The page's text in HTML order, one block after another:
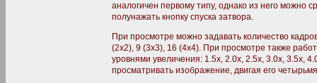
аналогичен первому типу, однако из него можно
полунажать кнопку спуска затвора.
При просмотре можно задавать количество
(2х2), 9 (3х3), 16 (4х4). При просмотре также
уровнями увеличения: 1.5х, 2.0х, 2.5х, 3.0х, 3.5х,
просматривать изображение, двигая его